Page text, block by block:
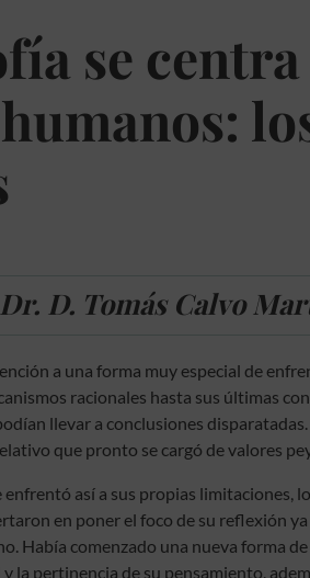
se centra
Dr. D. Tomás Calvo
a una forma muy especial de
racionales hasta sus últimas
llevar a conclusiones
que pronto se cargó de valores
así a sus propias limitaciones,
en poner el foco de su reflexión
Había comenzado una nueva forma
la pertinencia de su pensamiento,